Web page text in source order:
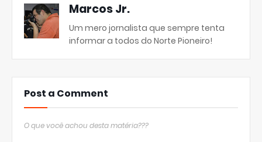
Marcos Jr.
Um mero jornalista que sempre tenta
informar a todos do Norte Pioneiro!
Post a Comment
O que você achou desta matéria???